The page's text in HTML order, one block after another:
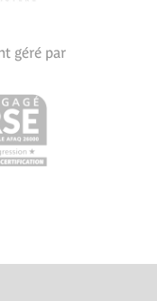
géré par